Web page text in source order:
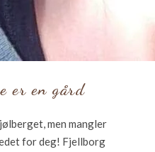
er en gård
men mangler
for deg! Fjellborg